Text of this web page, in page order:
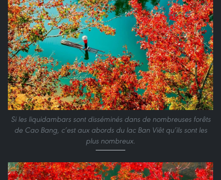
Si les liquidambars sont disséminés dans de nombreuses forêts
de Cao Bang, c’est aux abords du lac Ban Viêt qu’ils sont les
plus nombreux.